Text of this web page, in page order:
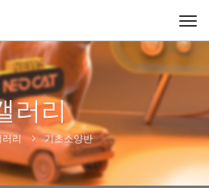
러리
러리 기초소양반